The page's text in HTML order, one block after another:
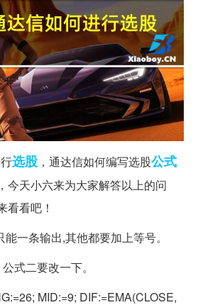
选股 ，通达信如何编写选股公式
今天小六来为大家解答以上的问
看看吧！
一条输出,其他都要加上等号。
式二要改一下。
MID:=9; DIF:=EMA(CLOSE,